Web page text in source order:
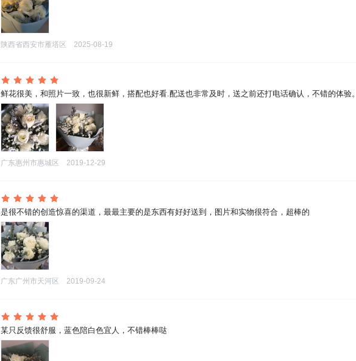
陕西省西安市雁塔区 2025-08-19
鲜花很美，和照片一致，也很新鲜，搭配也好看.配送也非常及时，送之前还打电话确认，不错的体验。
广东惠州市惠城区 2019-12-29
是很不错的创造惊喜的渠道，最最主要的是东西有好好送到，图片和实物很符合，超棒的
广东广州市天河区 2019-09-24
某只反馈很舒服，蓝色陪白色宜人，不错棒棒哒